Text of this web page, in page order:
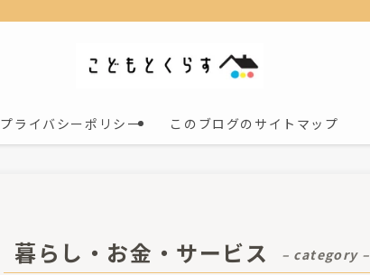
プライバシーポリシー このブログのサイトマップ
暮らし・お金・サービス – category –